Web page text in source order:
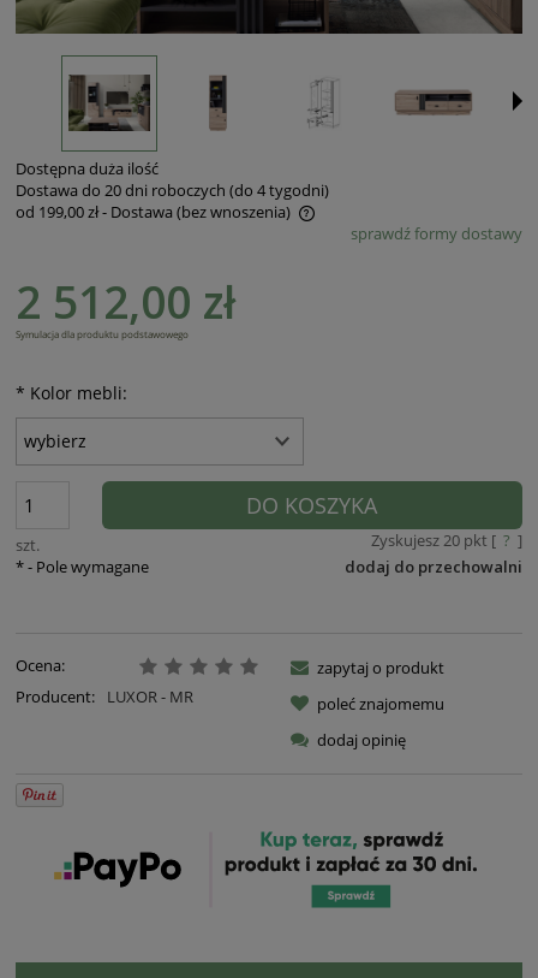
Dostępna duża ilość
Dostawa do 20 dni roboczych (do 4 tygodni)
od 199,00 zł- Dostawa (bez wnoszenia)
Cena nie zawiera ewentualnych kosztów płatnościsprawdź formy dostawy
2 512,00 zł
Symulacja dla produktu podstawowego
* Kolor mebli:
szt.
DO KOSZYKA
Zyskujesz20pkt [ ? ]
dodaj do przechowalni
*- Pole wymagane
Ocena:
Producent:
LUXOR - MR
zapytaj o produkt
poleć znajomemu
dodaj opinię